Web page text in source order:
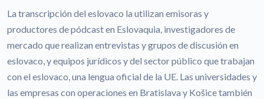
La transcripción del eslovaco la utilizan emisoras y
productores de pódcast en Eslovaquia, investigadores de
mercado que realizan entrevistas y grupos de discusión en
eslovaco, y equipos jurídicos y del sector público que trabajan
con el eslovaco, una lengua oficial de la UE. Las universidades y
las empresas con operaciones en Bratislava y Košice también